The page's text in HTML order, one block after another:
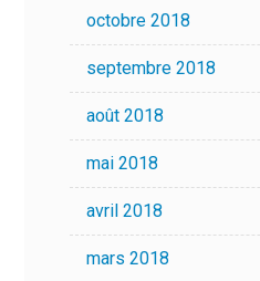
octobre 2018
septembre 2018
août 2018
mai 2018
avril 2018
mars 2018